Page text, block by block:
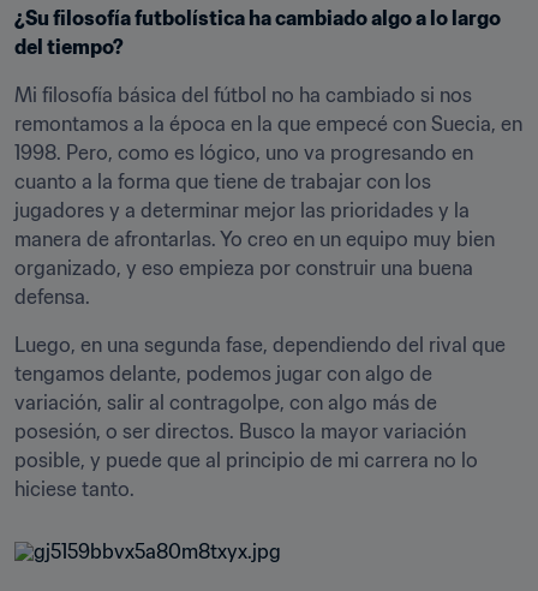
¿Su filosofía futbolística ha cambiado algo a lo largo
del tiempo?
Mi filosofía básica del fútbol no ha cambiado si nos
remontamos a la época en la que empecé con Suecia, en
1998. Pero, como es lógico, uno va progresando en
cuanto a la forma que tiene de trabajar con los
jugadores y a determinar mejor las prioridades y la
manera de afrontarlas. Yo creo en un equipo muy bien
organizado, y eso empieza por construir una buena
defensa.
Luego, en una segunda fase, dependiendo del rival que
tengamos delante, podemos jugar con algo de
variación, salir al contragolpe, con algo más de
posesión, o ser directos. Busco la mayor variación
posible, y puede que al principio de mi carrera no lo
hiciese tanto.